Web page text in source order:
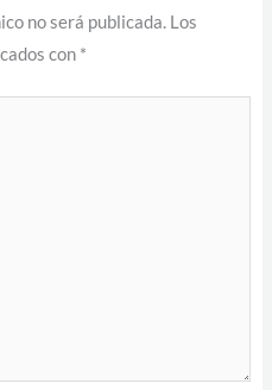
no será publicada. Los
con *